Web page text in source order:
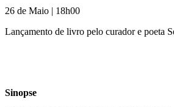
26 de Maio | 18h00
Lançamento de livro pelo curador e poeta
Sinopse